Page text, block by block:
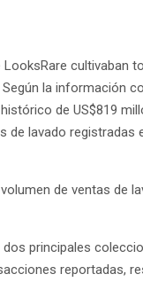
cultivaban
la información
de US$819
de lavado
de ventas de
principales
reportadas,